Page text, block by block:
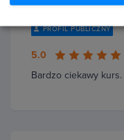
Elżbieta Kurek
PROFIL PUBLICZNY
5.0
Bardzo ciekawy